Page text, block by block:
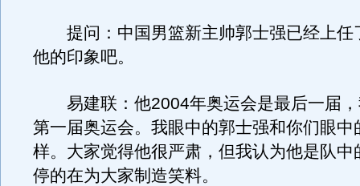
提问：中国男篮新主帅郭士强已经上任
他的印象吧。
易建联：他2004年奥运会是最后一届，
第一届奥运会。我眼中的郭士强和你们眼中
样。大家觉得他很严肃，但我认为他是队中
停的在为大家制造笑料。